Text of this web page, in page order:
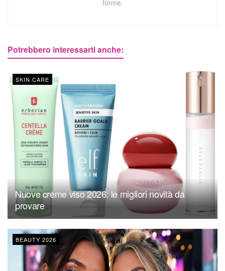
forme.
Potrebbero interessarti anche:
SKIN CARE
Nuove creme viso 2026: le migliori novità da
provare
BEAUTY 2026